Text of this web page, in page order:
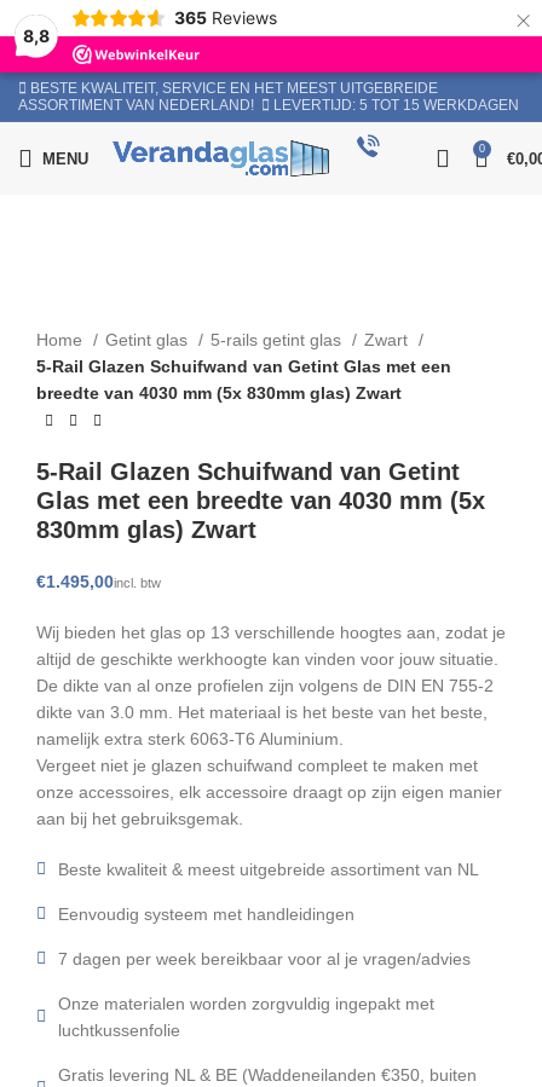
8,8
365 Reviews ×
BESTE KWALITEIT, SERVICE EN HET MEEST UITGEBREIDE
ASSORTIMENT VAN NEDERLAND!
LEVERTIJD: 5 TOT 15 WERKDAGEN
MENU
Bel 0
€
Home Getint glas 5-rails getint glas
Zwart
5-Rail Glazen Schuifwand van Getint Glas met een
breedte van 4030 mm (5x 830mm glas) Zwart
5-Rail Glazen Schuifwand van Getint
Glas met een breedte van 4030 mm (5x
830mm glas) Zwart
€
Wij bieden het glas op 13 verschillende hoogtes aan, zodat je
altijd de geschikte werkhoogte kan vinden voor jouw situatie.
De dikte van al onze profielen zijn volgens de DIN EN 755-2
dikte van 3.0 mm. Het materiaal is het beste van het beste,
namelijk extra sterk 6063-T6 Aluminium.
Vergeet niet je glazen schuifwand compleet te maken met
onze accessoires, elk accessoire draagt op zijn eigen manier
aan bij het gebruiksgemak.
Beste kwaliteit & meest uitgebreide assortiment van NL
Eenvoudig systeem met handleidingen
7 dagen per week bereikbaar voor al je vragen/advies
Onze materialen worden zorgvuldig ingepakt met
luchtkussenfolie
Gratis levering NL & BE (Waddeneilanden €350, buiten